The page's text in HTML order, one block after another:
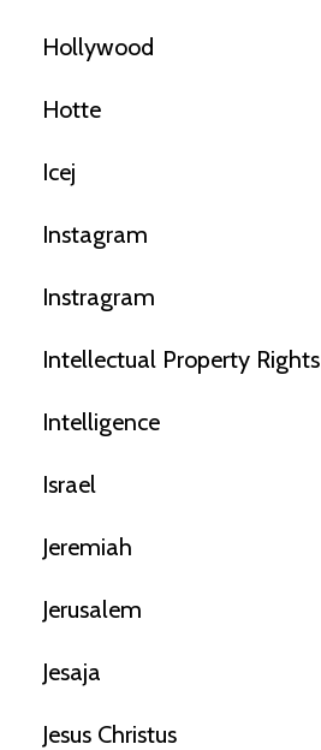
Hollywood
Hotte
Icej
Instagram
Instragram
Intellectual Property Rights
Intelligence
Israel
Jeremiah
Jerusalem
Jesaja
Jesus Christus